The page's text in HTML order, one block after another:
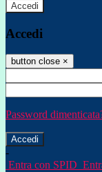
Accedi
Accedi
button close ×
Password
-
Entra con SPID